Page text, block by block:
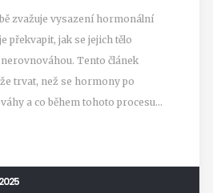
zvažuje vysazení hormonální
překvapit, jak se jejich tělo
Tento článek
trvat, než se hormony po
a co během tohoto procesu
detoxikaci hormonálních
co se může dít uvnitř těla a jak
přirozenějšímu stavu.